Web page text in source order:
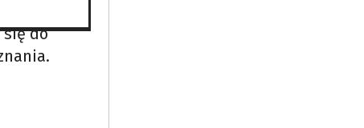
się do